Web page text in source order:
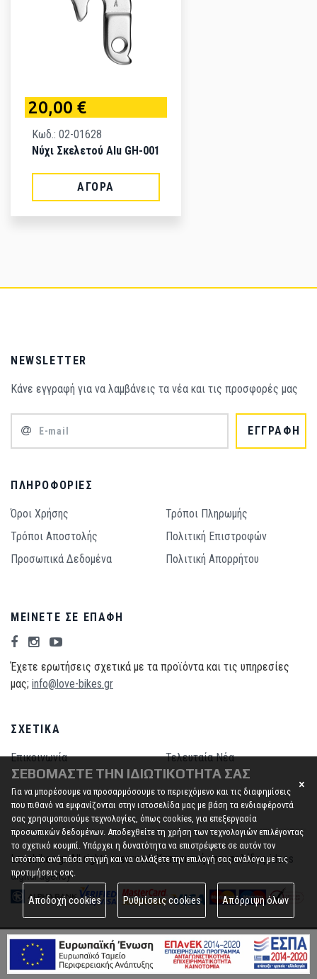
20,00 €
Κωδ.: 02-01628
Νύχι Σκελετού Alu GH-001
ΑΓΟΡΆ
NEWSLETTER
Κάνε εγγραφή για να λαμβάνεις τα νέα και τις προσφορές μας
ΕΓΓΡΑΦΗ
ΠΛΗΡΟΦΟΡΊΕΣ
Όροι Χρήσης
Τρόποι Πληρωμής
Τρόποι Aποστολής
Πολιτική Επιστροφών
Προσωπικά Δεδομένα
Πολιτική Απορρήτου
ΜΕΊΝΕΤΕ ΣΕ ΕΠΑΦΉ
Έχετε ερωτήσεις σχετικά με τα προϊόντα και τις υπηρεσίες
μας; info@love-bikes.gr
ΣΧΕΤΙΚΆ
Επικοινωνία Τελευταία Νέα
Lovebikes.gr All rights reserved. Κατασκευή ιστοσελίδαςidees
digital agency
ΣΕΒΌΜΑΣΤΕ ΤΗΝ ΙΔΙΩΤΙΚΌΤΗΤΆ ΣΑΣ
Για να μπορέσουμε να προσαρμόσουμε το περιεχόμενο και τις διαφημίσεις
που πιθανό να εμφανίζονται στην ιστοσελίδα μας με βάση τα ενδιαφέροντά
σας χρησιμοποιούμε τεχνολογίες, όπως cookies, για επεξεργασία
προσωπικών δεδομένων. Αποδεχθείτε τη χρήση των τεχνολογιών επιλέγοντας
το σχετικό κουμπί. Υπάρχει η δυνατότητα να επιστρέψετε σε αυτόν τον
ιστότοπο ανά πάσα στιγμή και να αλλάξετε την επιλογή σας ανάλογα με τις
προτιμήσεις σας.
Αποδοχή cookies Ρυθμίσεις cookies Απόρριψη όλων